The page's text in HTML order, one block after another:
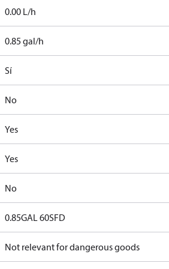
0.00 L/h
0.85 gal/h
Sí
No
Yes
Yes
No
0.85GAL 60SFD
Not relevant for dangerous goods